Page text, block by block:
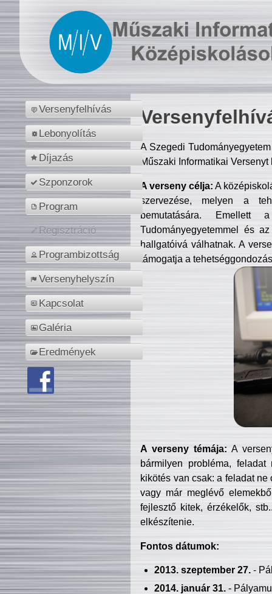
Versenyfelhívás
Lebonyolítás
Díjazás
Szponzorok
Program
Regisztráció
Programbizottság
Versenyhelyszín
Kapcsolat
Galéria
Eredmények
A Szegedi
Műszaki Informatikai
A verseny célja: A
szervezése, melyen a
bemutatására. Emellett
Tudományegyetemmel és
hallgatóivá válhatnak. A
támogatja a
A verseny témája: A
bármilyen probléma, feladat
kikötés van csak: a feladat
vagy már meglévő
fejlesztő kitek, érzékelők,
elkészítenie.
Fontos dátumok:
2013. szeptember 27.-
2014. január 31.-